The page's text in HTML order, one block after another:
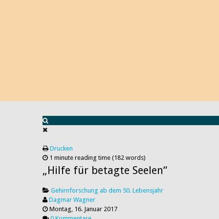
Drucken
1 minute reading time (182 words)
„Hilfe für betagte Seelen“
Gehirnforschung ab dem 50. Lebensjahr
Dagmar Wagner
Montag, 16. Januar 2017